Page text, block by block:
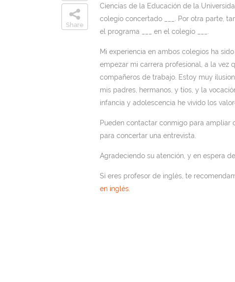
Share
Ciencias de la Educación de la
colegio concertado ___. Por otra parte,
el programa ___ en el colegio ___.
Mi experiencia en ambos colegios ha
empezar mi carrera profesional, a la vez
compañeros de trabajo. Estoy muy
mis padres, hermanos, y tíos, y la
infancia y adolescencia he vivido los
Pueden contactar conmigo para ampliar
para concertar una entrevista.
Agradeciendo su atención, y en espera
Si eres profesor de inglés, te
en inglés.